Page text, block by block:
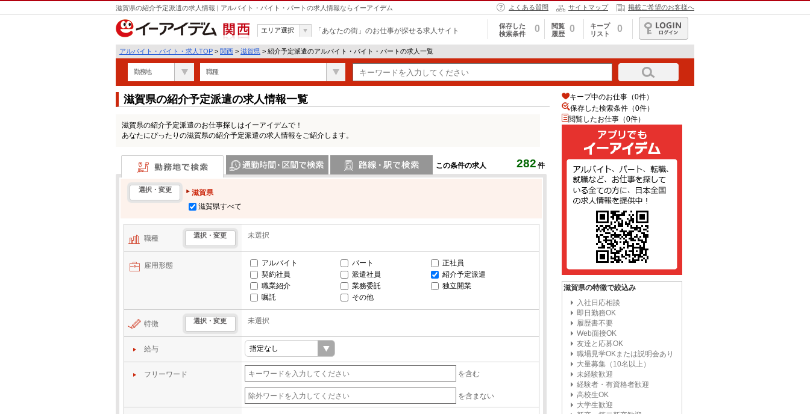
滋賀県の紹介予定派遣の求人情報 | アルバイト・バイト・パートの求人情報ならイーアイデム よくある質問 サイトマップ 掲載ご希望のお客様へ
関西
エリア選択 「あなたの街」のお仕事が探せる求人サイト
保存した
検索条件
0
閲覧
履歴
0
キープ
リスト
0
ログイン
アルバイト・バイト・求人TOP > 関西 > 滋賀県 > 紹介予定派遣のアルバイト・バイト・パートの求人一覧
勤務地 職種
滋賀県の紹介予定派遣の求人情報一覧
滋賀県の紹介予定派遣のお仕事探しはイーアイデムで！
あなたにぴったりの滋賀県の紹介予定派遣の求人情報をご紹介します。
この条件の求人 282 件
勤務地で検索
選択・変更
滋賀県
滋賀県すべて
職種 選択・変更 未選択
雇用形態 アルバイト パート
正社員
契約社員
派遣社員
紹介予定派遣
職業紹介
業務委託
独立開業
嘱託
その他
特徴 選択・変更 未選択
給与
フリーワード を含む
を含まない
キープ中のお仕事（0件）
保存した検索条件（0件）
閲覧したお仕事（0件）
滋賀県の特徴で絞込み
入社日応相談
即日勤務OK
履歴書不要
Web面接OK
友達と応募OK
職場見学OKまたは説明会あり
大量募集（10名以上）
未経験歓迎
経験者・有資格者歓迎
高校生OK
大学生歓迎